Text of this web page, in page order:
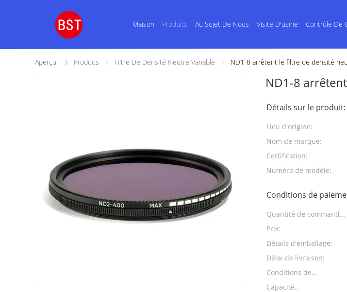
Maison Produits Au Sujet De Nous Visite D'usine Contrôle De
Aperçu Produits Filtre De Densité Neutre Variable ND1-8 arrêtent le filtre de densité
ND1-8
Détails sur le produit:
Lieu d'origine:
Nom de marque:
Certification:
Numéro de modèle:
Conditions de
Quantité de commande
min:
Prix:
Détails d'emballage:
Délai de livraison:
Conditions de
paiement:
Capacité